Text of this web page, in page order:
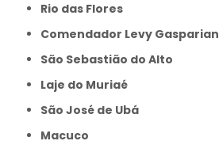
Rio das Flores
Comendador Levy Gasparian
São Sebastião do Alto
Laje do Muriaé
São José de Ubá
Macuco